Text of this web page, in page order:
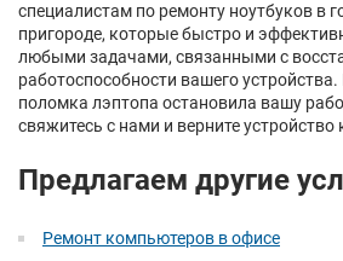
специалистам по ремонту ноутбуков в
пригороде, которые быстро и
любыми задачами, связанными с
работоспособности вашего
поломка лэптопа остановила вашу
свяжитесь с нами и верните устройство
Предлагаем другие
Ремонт компьютеров в офисе